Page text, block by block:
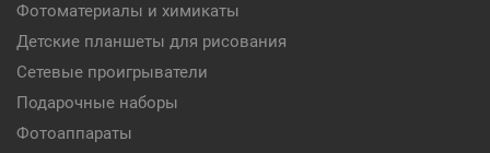
Фотоматериалы и химикаты
Детские планшеты для рисования
Сетевые проигрыватели
Подарочные наборы
Фотоаппараты